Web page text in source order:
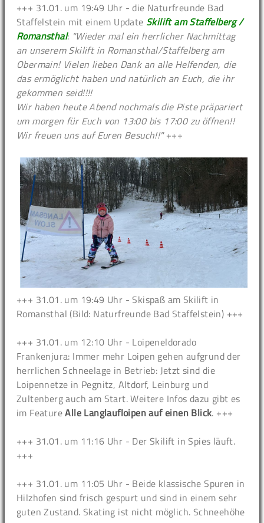
+++ 31.01. um 19:49 Uhr - die Naturfreunde Bad
Staffelstein mit einem Update Skilift am Staffelberg /
Romansthal: "Wieder mal ein herrlicher Nachmittag
an unserem Skilift in Romansthal/Staffelberg am
Obermain! Vielen lieben Dank an alle Helfenden, die
das ermöglicht haben und natürlich an Euch, die ihr
gekommen seid!!!!
Wir haben heute Abend nochmals die Piste präpariert
um morgen für Euch von 13:00 bis 17:00 zu öffnen!!
Wir freuen uns auf Euren Besuch!!"+++
+++ 31.01. um 19:49 Uhr - Skispaß am Skilift in
Romansthal (Bild: Naturfreunde Bad Staffelstein) +++
+++ 31.01. um 12:10 Uhr - Loipeneldorado
Frankenjura: Immer mehr Loipen gehen aufgrund der
herrlichen Schneelage in Betrieb: Jetzt sind die
Loipennetze in Pegnitz, Altdorf, Leinburg und
Zultenberg auch am Start. Weitere Infos dazu gibt es
im FeatureAlle Langlaufloipen auf einen Blick. +++
+++ 31.01. um 11:16 Uhr - Der Skilift in Spies läuft.
+++
+++ 31.01. um 11:05 Uhr - Beide klassische Spuren in
Hilzhofen sind frisch gespurt und sind in einem sehr
guten Zustand. Skating ist nicht möglich. Schneehöhe